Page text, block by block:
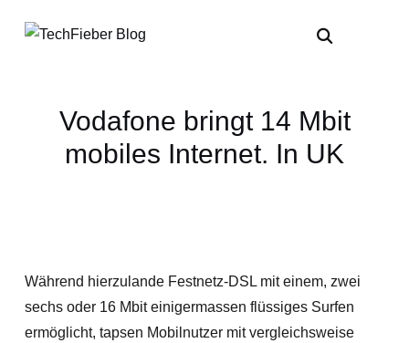
Vodafone bringt 14 Mbit
mobiles Internet. In UK
Während hierzulande Festnetz-DSL mit einem, zwei
sechs oder 16 Mbit einigermassen flüssiges Surfen
ermöglicht, tapsen Mobilnutzer mit vergleichsweise